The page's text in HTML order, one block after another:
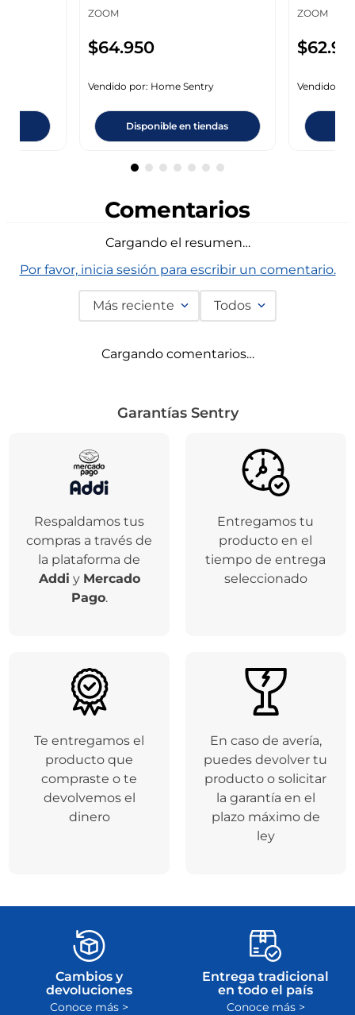
ZOOM
$64.950
Vendido por: Home Sentry
Disponible en tiendas
ZOOM
$62.
Vendido
Comentarios
Cargando el resumen…
Por favor, inicia sesión para escribir un comentario.
Más reciente Todos
Cargando comentarios…
Garantías Sentry
Respaldamos tus
compras a través de
la plataforma de
Addi y Mercado
Pago.
Entregamos tu
producto en el
tiempo de entrega
seleccionado
Te entregamos el
producto que
compraste o te
devolvemos el
dinero
En caso de avería,
puedes devolver tu
producto o solicitar
la garantía en el
plazo máximo de
ley
Cambios y
devoluciones
Conoce más >
Entrega tradicional
en todo el país
Conoce más >